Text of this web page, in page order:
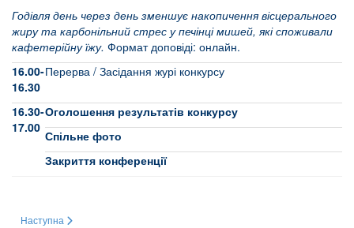
Годівля день через день зменшує накопичення вісцерального
жиру та карбонільний стрес у печінці мишей, які споживали
кафетерійну їжу. Формат доповіді: онлайн.
16.00-
16.30
Перерва / Засідання журі конкурсу
16.30-
17.00
Оголошення результатів конкурсу
Спільне фото
Закриття конференції
Наступна стаття: Конференція молодих науковців «Актуальні проблеми
Наступна